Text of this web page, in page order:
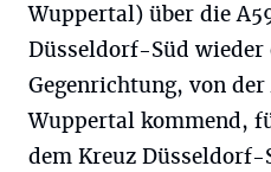
Wuppertal) über die
Düsseldorf-Süd wieder
Gegenrichtung, von
Wuppertal kommend,
dem Kreuz